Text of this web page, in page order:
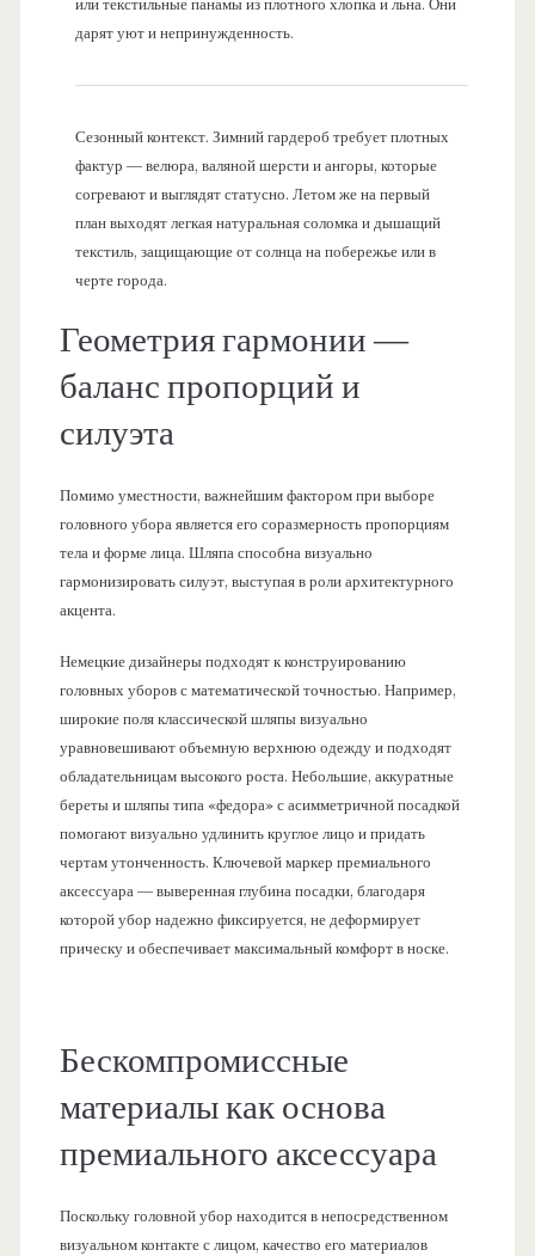
или текстильные панамы из плотного хлопка и льна. Они
дарят уют и непринужденность.
Сезонный контекст. Зимний гардероб требует плотных
фактур — велюра, валяной шерсти и ангоры, которые
согревают и выглядят статусно. Летом же на первый
план выходят легкая натуральная соломка и дышащий
текстиль, защищающие от солнца на побережье или в
черте города.
Геометрия гармонии —
баланс пропорций и
силуэта
Помимо уместности, важнейшим фактором при выборе
головного убора является его соразмерность пропорциям
тела и форме лица. Шляпа способна визуально
гармонизировать силуэт, выступая в роли архитектурного
акцента.
Немецкие дизайнеры подходят к конструированию
головных уборов с математической точностью. Например,
широкие поля классической шляпы визуально
уравновешивают объемную верхнюю одежду и подходят
обладательницам высокого роста. Небольшие, аккуратные
береты и шляпы типа «федора» с асимметричной посадкой
помогают визуально удлинить круглое лицо и придать
чертам утонченность. Ключевой маркер премиального
аксессуара — выверенная глубина посадки, благодаря
которой убор надежно фиксируется, не деформирует
прическу и обеспечивает максимальный комфорт в носке.
Бескомпромиссные
материалы как основа
премиального аксессуара
Поскольку головной убор находится в непосредственном
визуальном контакте с лицом, качество его материалов